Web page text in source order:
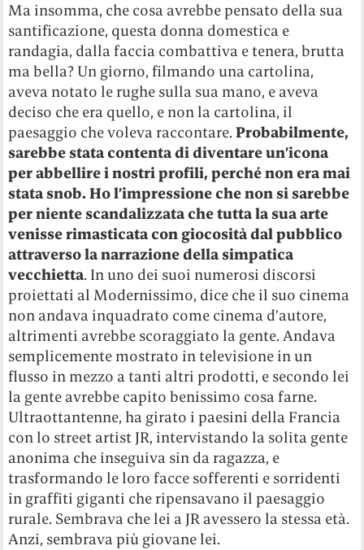
Ma insomma, che cosa avrebbe pensato della sua
santificazione, questa donna domestica e
randagia, dalla faccia combattiva e tenera, brutta
ma bella? Un giorno, filmando una cartolina,
aveva notato le rughe sulla sua mano, e aveva
deciso che era quello, e non la cartolina, il
paesaggio che voleva raccontare.Probabilmente,
sarebbe stata contenta di diventare un’icona
per abbellire i nostri profili, perché non era mai
stata snob. Ho l’impressione che non si sarebbe
per niente scandalizzata che tutta la sua arte
venisse rimasticata con giocosità dal pubblico
attraverso la narrazione della simpatica
vecchietta. In uno dei suoi numerosi discorsi
proiettati al Modernissimo, dice che il suo cinema
non andava inquadrato come cinema d’autore,
altrimenti avrebbe scoraggiato la gente. Andava
semplicemente mostrato in televisione in un
flusso in mezzo a tanti altri prodotti, e secondo lei
la gente avrebbe capito benissimo cosa farne.
Ultraottantenne, ha girato i paesini della Francia
con lo street artist JR, intervistando la solita gente
anonima che inseguiva sin da ragazza, e
trasformando le loro facce sofferenti e sorridenti
in graffiti giganti che ripensavano il paesaggio
rurale. Sembrava che lei a JR avessero la stessa età.
Anzi, sembrava più giovane lei.